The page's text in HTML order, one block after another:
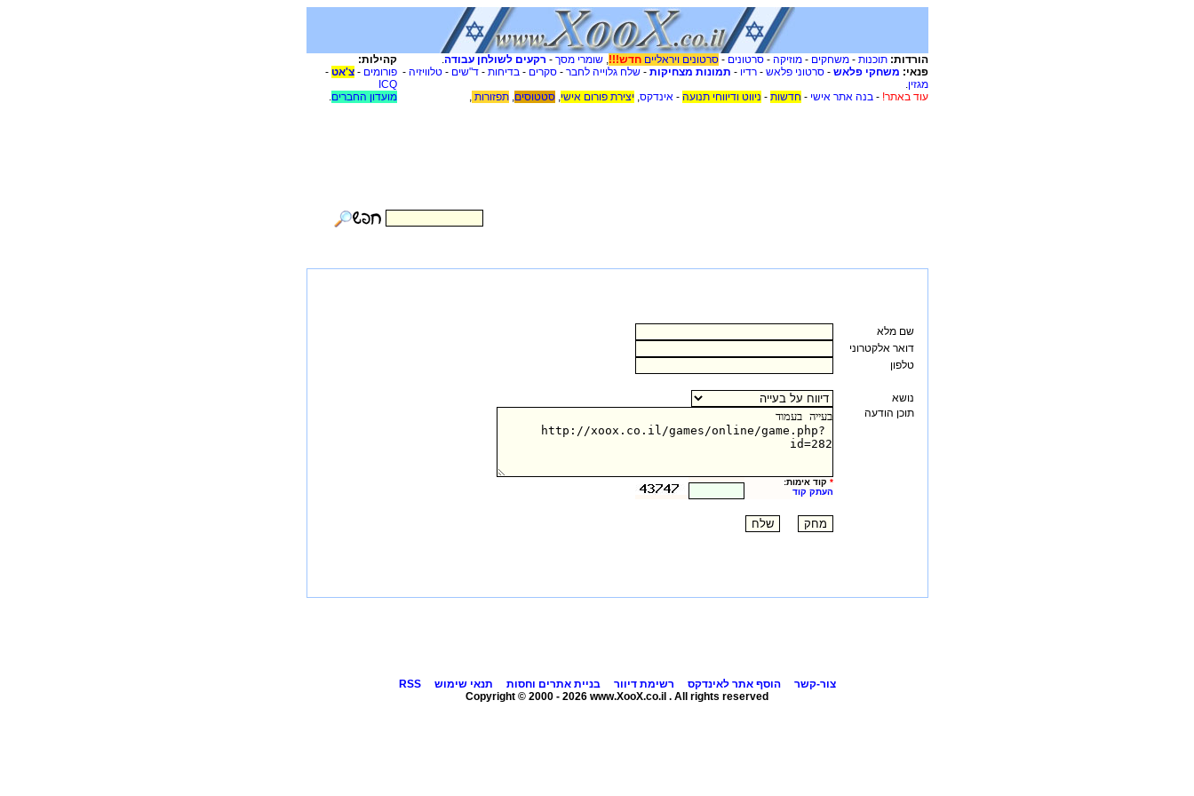
הורדות: תוכנות -משחקים -מוזיקה -סרטונים -סרטונים ויראלייםחדש!!!,שומרי מסך - רקעים לשולחן עבודה.
פנאי: משחקי פלאש -סרטוני פלאש -רדיו - תמונות מצחיקות -שלח גלוייה לחבר -סקרים -בדיחות -ד"שים -טלוויזיה -
מגזין.
עוד באתר! -בנה אתר אישי - חדשות - ניווט ודיווחי תנועה -אינדקס,יצירת פורום אישי,סטטוסים,תפזורות,
קהילות:
פורומים -צ'אט -
ICQ
מועדון החברים.
שם מלא
דואר אלקטרוני
טלפון
נושא
תוכן הודעה
* קוד אימות:
העתק קוד
צור-קשר הוסף אתר לאינדקס רשימת דיוור בניית אתרים וחסות תנאי שימוש
RSS
Copyright © 2000 - 2026 www.XooX.co.il . All rights reserved